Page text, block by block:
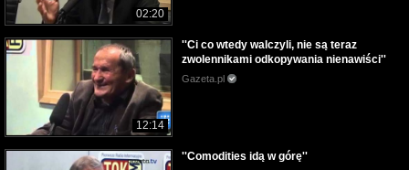
02:20
12:14
''Ci co wtedy walczyli, nie są teraz
zwolennikami odkopywania nienawiści''
Gazeta.pl
''Comodities idą w górę''